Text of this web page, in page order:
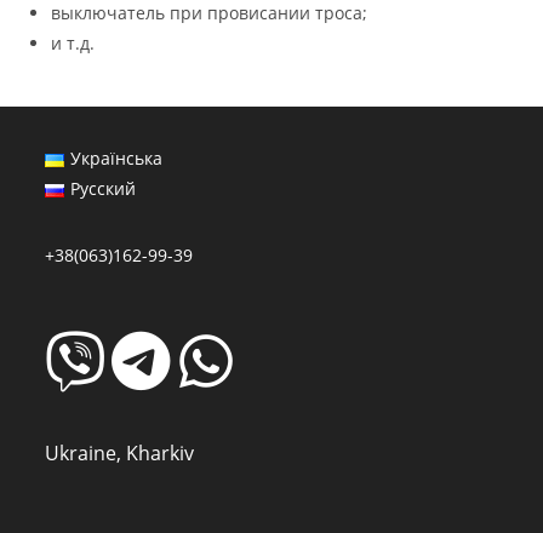
выключатель при провисании троса;
и т.д.
Українська
Русский
+38(063)162-99-39
Ukraine, Kharkiv